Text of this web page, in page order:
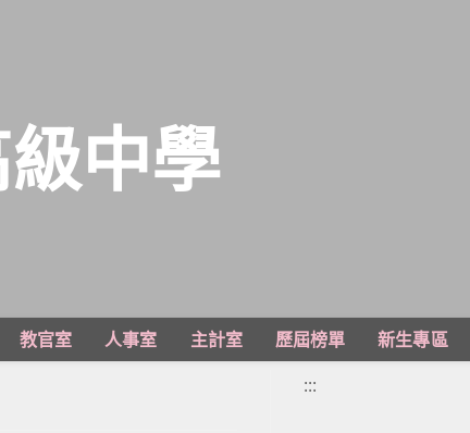
中學
教官室 人事室 主計室 歷屆榜單
新生專區
:::